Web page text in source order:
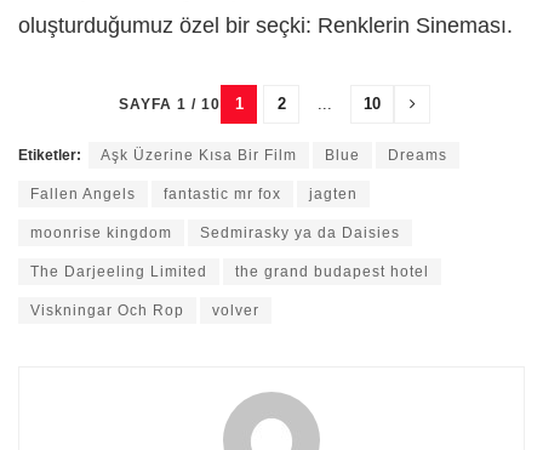
oluşturduğumuz özel bir seçki: Renklerin Sineması.
SAYFA 1 / 10 1 2 ... 10
Etiketler: Aşk Üzerine Kısa Bir Film Blue Dreams
Fallen Angels fantastic mr fox jagten
moonrise kingdom Sedmirasky ya da Daisies
The Darjeeling Limited the grand budapest hotel
Viskningar Och Rop volver